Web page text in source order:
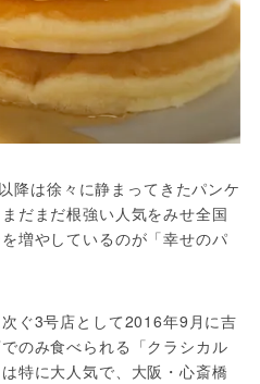
降は徐々に静まってきたパンケ
だまだ根強い人気をみせ全国
増やしているのが「幸せのパ
ぐ3号店として2016年9月に吉
のみ食べられる「クラシカル
特に大人気で、大阪・心斎橋